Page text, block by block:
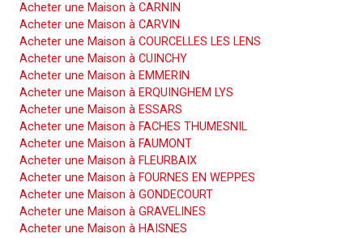
Acheter une Maison à CARNIN
Acheter une Maison à CARVIN
Acheter une Maison à COURCELLES LES LENS
Acheter une Maison à CUINCHY
Acheter une Maison à EMMERIN
Acheter une Maison à ERQUINGHEM LYS
Acheter une Maison à ESSARS
Acheter une Maison à FACHES THUMESNIL
Acheter une Maison à FAUMONT
Acheter une Maison à FLEURBAIX
Acheter une Maison à FOURNES EN WEPPES
Acheter une Maison à GONDECOURT
Acheter une Maison à GRAVELINES
Acheter une Maison à HAISNES